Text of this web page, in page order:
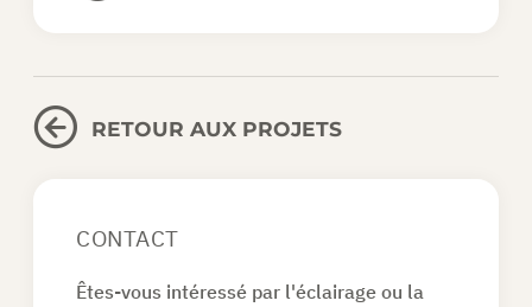
RETOUR AUX PROJETS
CONTACT
Êtes-vous intéressé par l'éclairage ou la